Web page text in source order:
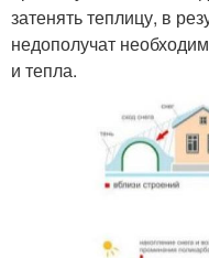
затенять теплицу, в
недополучат
и тепла.